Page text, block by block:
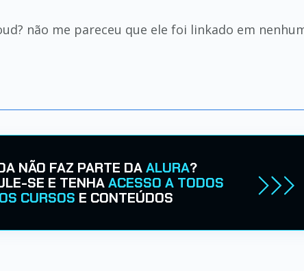
não me pareceu que ele foi linkado em
NÃO FAZ PARTE DAALURA?
SE E TENHAACESSO A TODOS
OS CURSOS E CONTEÚDOS